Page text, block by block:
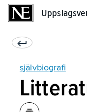
självbiografi